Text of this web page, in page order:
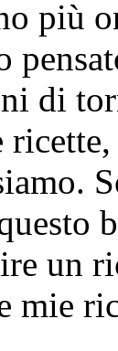
più
di
un
mie